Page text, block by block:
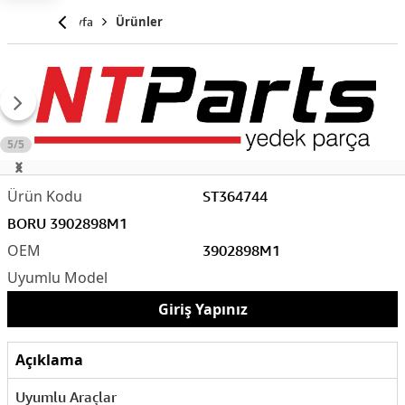
Anasayfa Ürünler
5/5
ST364744
3902898M1
BORU 3902898M1
Giriş Yapınız
Açıklama
Uyumlu Araçlar